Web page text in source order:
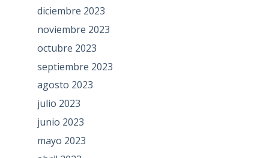
diciembre 2023
noviembre 2023
octubre 2023
septiembre 2023
agosto 2023
julio 2023
junio 2023
mayo 2023